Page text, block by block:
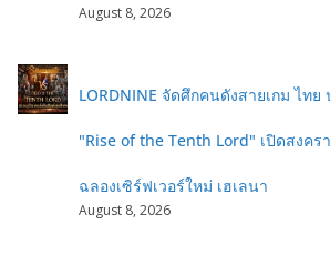
August 8, 2026
LORDNINE จัดศึกคนดังสายเกม ไท
"Rise of the Tenth Lord" เปิดสงค
ฉลองเซิร์ฟเวอร์ใหม่ เฮเลนา
August 8, 2026